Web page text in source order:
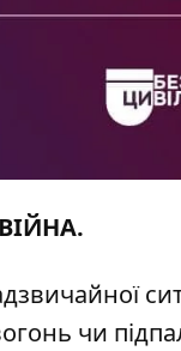
ВІЙНА.
чи